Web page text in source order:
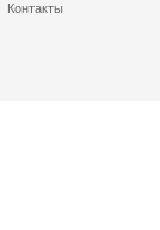
Контакты